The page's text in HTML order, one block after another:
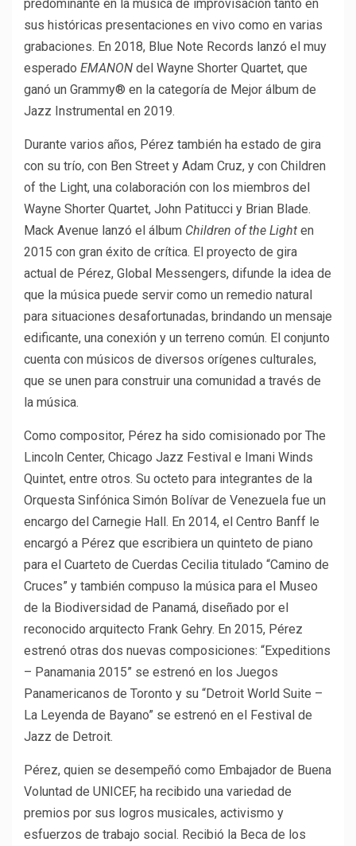
predominante en la música de improvisación tanto en
sus históricas presentaciones en vivo como en varias
grabaciones. En 2018, Blue Note Records lanzó el muy
esperado EMANON del Wayne Shorter Quartet, que
ganó un Grammy® en la categoría de Mejor álbum de
Jazz Instrumental en 2019.
Durante varios años, Pérez también ha estado de gira
con su trío, con Ben Street y Adam Cruz, y con Children
of the Light, una colaboración con los miembros del
Wayne Shorter Quartet, John Patitucci y Brian Blade.
Mack Avenue lanzó el álbum Children of the Light en
2015 con gran éxito de crítica. El proyecto de gira
actual de Pérez, Global Messengers, difunde la idea de
que la música puede servir como un remedio natural
para situaciones desafortunadas, brindando un mensaje
edificante, una conexión y un terreno común. El conjunto
cuenta con músicos de diversos orígenes culturales,
que se unen para construir una comunidad a través de
la música.
Como compositor, Pérez ha sido comisionado por The
Lincoln Center, Chicago Jazz Festival e Imani Winds
Quintet, entre otros. Su octeto para integrantes de la
Orquesta Sinfónica Simón Bolívar de Venezuela fue un
encargo del Carnegie Hall. En 2014, el Centro Banff le
encargó a Pérez que escribiera un quinteto de piano
para el Cuarteto de Cuerdas Cecilia titulado “Camino de
Cruces” y también compuso la música para el Museo
de la Biodiversidad de Panamá, diseñado por el
reconocido arquitecto Frank Gehry. En 2015, Pérez
estrenó otras dos nuevas composiciones: “Expeditions
– Panamania 2015” se estrenó en los Juegos
Panamericanos de Toronto y su “Detroit World Suite –
La Leyenda de Bayano” se estrenó en el Festival de
Jazz de Detroit.
Pérez, quien se desempeñó como Embajador de Buena
Voluntad de UNICEF, ha recibido una variedad de
premios por sus logros musicales, activismo y
esfuerzos de trabajo social. Recibió la Beca de los